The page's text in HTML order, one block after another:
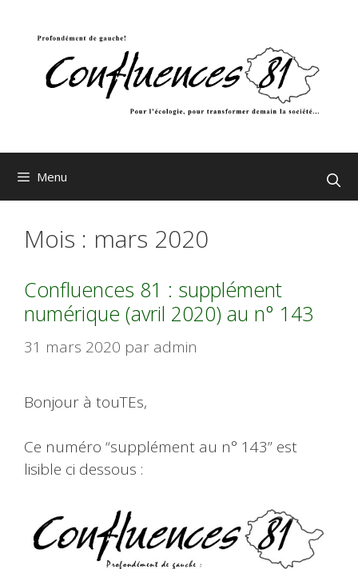
Menu
Mois : mars 2020
Confluences 81 : supplément
numérique (avril 2020) au n° 143
31 mars 2020 par admin
Bonjour à touTEs,
Ce numéro “supplément au n° 143” est
lisible ci dessous :